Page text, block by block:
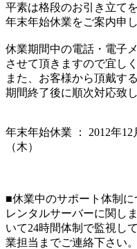
平素は格段のお引き立て
年末年始休業をご案内申
休業期間中の電話・電子
させて頂きますので宜し
また、お客様から頂戴す
期間終了後に順次対応致し
年末年始休業 ： 2012年12
（木）
■休業中のサポート体制に
レンタルサーバーに関し
いて24時間体制で監視し
業担当までご連絡下さい。